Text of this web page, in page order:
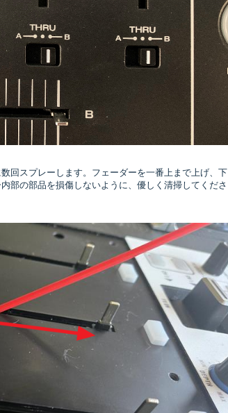
回スプレーします。フェーダーを一番上まで上げ、下
部の部品を損傷しないように、優しく清掃してくださ